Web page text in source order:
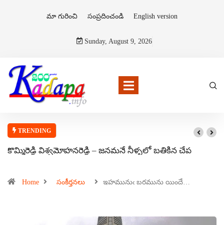
మా గురించి సంప్రదించండి English version
Sunday, August 9, 2026
TRENDING
కొమ్మిరెడ్డి విశ్వమోహనరెడ్డి – జనమనే నీళ్ళలో బతికిన చేప
Home సంకీర్తనలు ఇహమునుఁ బరమును యిందే…